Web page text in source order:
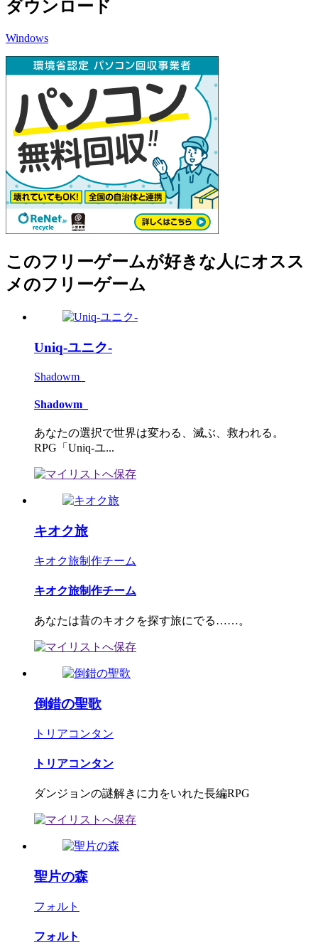
ダウンロード
Windows
このフリーゲームが好きな人にオスス
メのフリーゲーム
Uniq-ユニク-
Shadowm_
Shadowm_
あなたの選択で世界は変わる、滅ぶ、救われる。
RPG「Uniq-ユ...
キオク旅
キオク旅制作チーム
キオク旅制作チーム
あなたは昔のキオクを探す旅にでる……。
倒錯の聖歌
トリアコンタン
トリアコンタン
ダンジョンの謎解きに力をいれた長編RPG
聖片の森
フォルト
フォルト